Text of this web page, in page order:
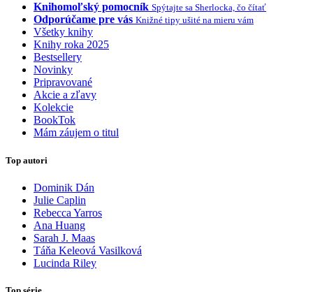
Knihomoľský pomocník Spýtajte sa Sherlocka, čo čítať
Odporúčame pre vás Knižné tipy ušité na mieru vám
Všetky knihy
Knihy roka 2025
Bestsellery
Novinky
Pripravované
Akcie a zľavy
Kolekcie
BookTok
Mám záujem o titul
Top autori
Dominik Dán
Julie Caplin
Rebecca Yarros
Ana Huang
Sarah J. Maas
Táňa Keleová Vasilková
Lucinda Riley